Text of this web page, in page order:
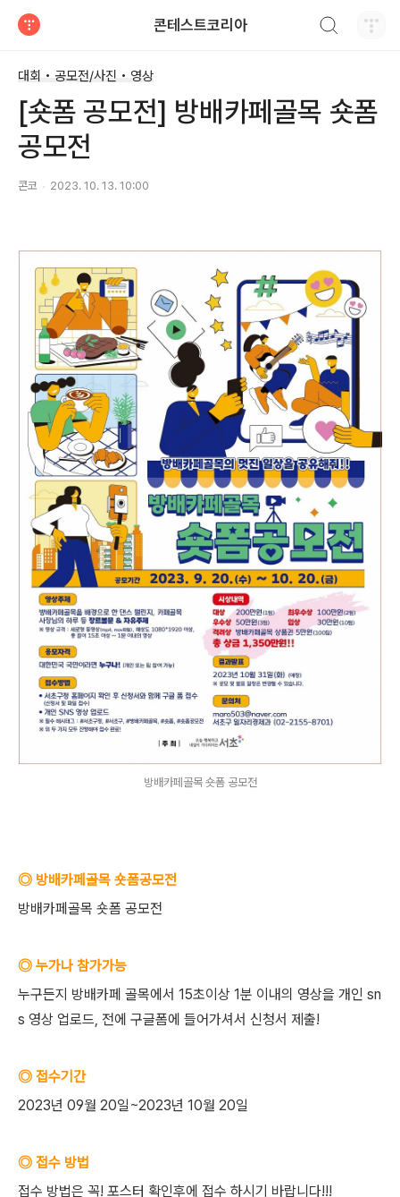
콘테스트코리아
대회 • 공모전/사진 • 영상
[숏폼 공모전] 방배카페골목 숏폼
공모전
콘코 2023. 10. 13. 10:00
방배카페골목 숏폼 공모전
◎ 방배카페골목 숏폼공모전
방배카페골목 숏폼 공모전
◎ 누가나 참가가능
누구든지 방배카페 골목에서 15초이상 1분 이내의 영상을 개인 sn
s 영상 업로드, 전에 구글폼에 들어가셔서 신청서 제출!
◎ 접수기간
2023년 09월 20일~2023년 10월 20일
◎ 접수 방법
접수 방법은 꼭! 포스터 확인후에 접수 하시기 바랍니다!!!